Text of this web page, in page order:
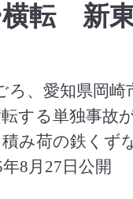
横転 新
ろ、愛知県岡
する単独事故
み荷の鉄くず
8月27日公開